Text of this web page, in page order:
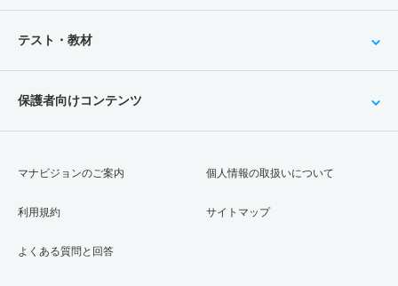
テスト・教材
保護者向けコンテンツ
マナビジョンのご案内
利用規約
よくある質問と回答
個人情報の取扱いについて
サイトマップ